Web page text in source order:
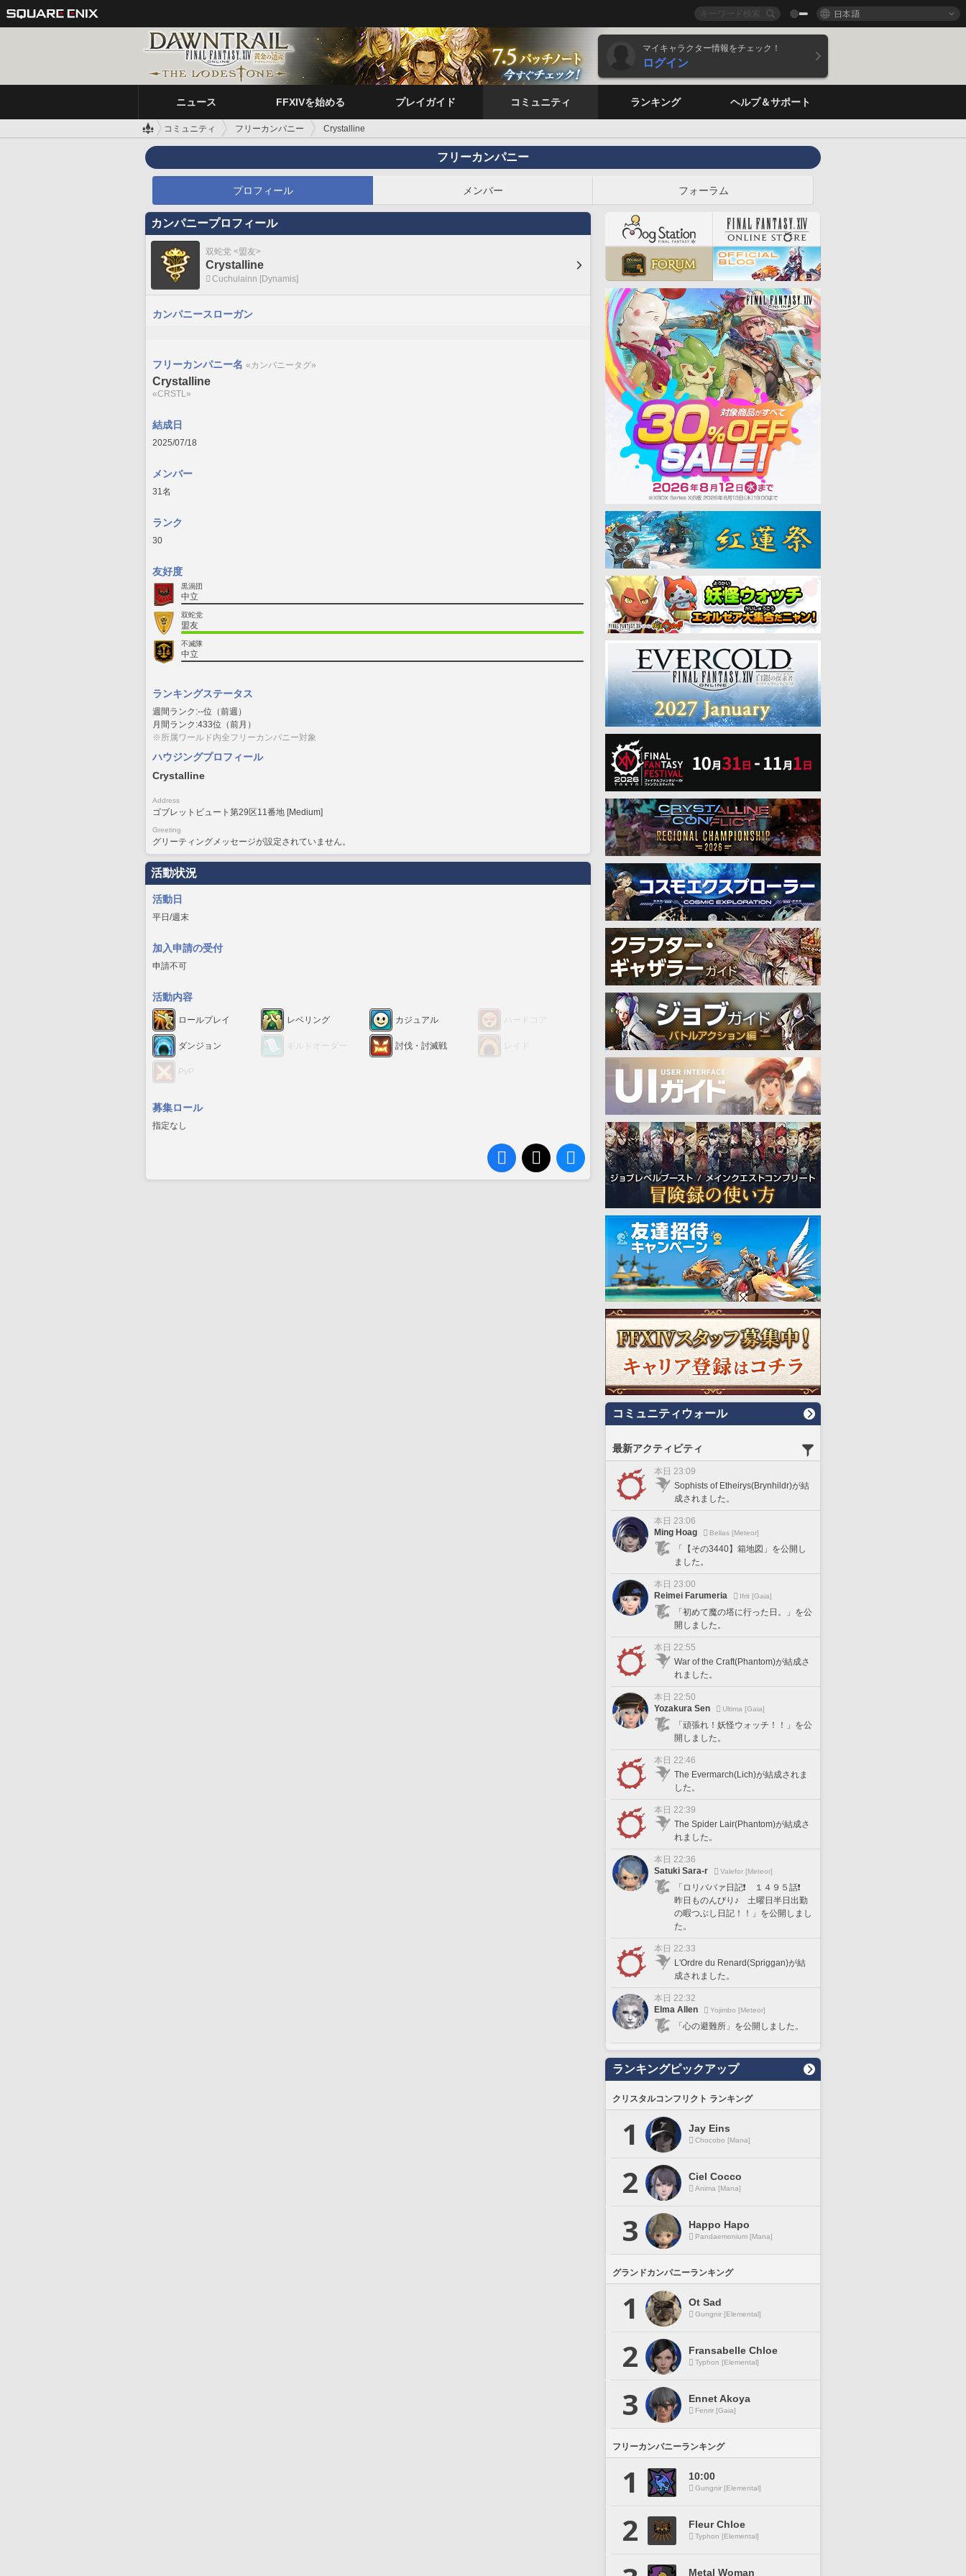
日本語
マイキャラクター情報をチェック！
ログイン
ニュース FFXIVを始める プレイガイド コミュニティ ランキング ヘルプ＆サポート
コミュニティ フリーカンパニー Crystalline
フリーカンパニー
プロフィール メンバー フォーラム
カンパニープロフィール
双蛇党 <盟友>
Crystalline
Cuchulainn [Dynamis]
カンパニースローガン
フリーカンパニー名 «カンパニータグ»
Crystalline
«CRSTL»
結成日
2025/07/18
メンバー
31名
ランク
30
友好度
黒渦団
中立
双蛇党
盟友
不滅隊
中立
ランキングステータス
週間ランク:--位（前週）
月間ランク:433位（前月）
※所属ワールド内全フリーカンパニー対象
ハウジングプロフィール
Crystalline
Address
ゴブレットビュート第29区11番地 [Medium]
Greeting
グリーティングメッセージが設定されていません。
活動状況
活動日
平日/週末
加入申請の受付
申請不可
活動内容
ロールプレイ レベリング カジュアル ハードコア
ダンジョン ギルドオーダー 討伐・討滅戦 レイド
PvP
募集ロール
指定なし
コミュニティウォール
最新アクティビティ
本日 23:09
Sophists of Etheirys(Brynhildr)が結
成されました。
本日 23:06
Ming Hoag
Belias [Meteor]
「【その3440】箱地図」を公開し
ました。
本日 23:00
Reimei Farumeria
Ifrit [Gaia]
「初めて魔の塔に行った日。」を公
開しました。
本日 22:55
War of the Craft(Phantom)が結成さ
れました。
本日 22:50
Yozakura Sen
Ultima [Gaia]
「頑張れ！妖怪ウォッチ！！」を公
開しました。
本日 22:46
The Evermarch(Lich)が結成されま
した。
本日 22:39
The Spider Lair(Phantom)が結成さ
れました。
本日 22:36
Satuki Sara-r
Valefor [Meteor]
「ロリババァ日記❗️ １４９５話❗️
昨日ものんびり♪ 土曜日半日出勤
の暇つぶし日記！！」を公開しまし
た。
本日 22:33
L'Ordre du Renard(Spriggan)が結
成されました。
本日 22:32
Elma Allen
Yojimbo [Meteor]
「心の避難所」を公開しました。
ランキングピックアップ
クリスタルコンフリクト ランキング
1 Jay Eins
Chocobo [Mana]
2 Ciel Cocco
Anima [Mana]
3 Happo Hapo
Pandaemonium [Mana]
グランドカンパニーランキング
1 Ot Sad
Gungnir [Elemental]
2 Fransabelle Chloe
Typhon [Elemental]
3 Ennet Akoya
Fenrir [Gaia]
フリーカンパニーランキング
1 10:00
Gungnir [Elemental]
2 Fleur Chloe
Typhon [Elemental]
Metal Woman